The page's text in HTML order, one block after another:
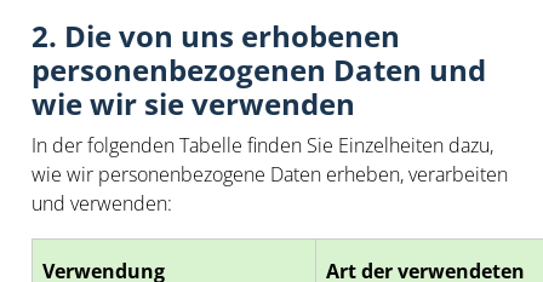
2. Die von uns erhobenen
personenbezogenen Daten und
wie wir sie verwenden
In der folgenden Tabelle finden Sie Einzelheiten dazu,
wie wir personenbezogene Daten erheben, verarbeiten
und verwenden:
Verwendung
Art der verwendeten